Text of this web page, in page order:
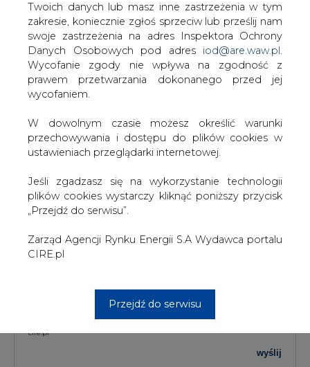
Twoich danych lub masz inne zastrzeżenia w tym
zakresie, koniecznie zgłoś sprzeciw lub prześlij nam
swoje zastrzeżenia na adres Inspektora Ochrony
Danych Osobowych pod adres iod@are.waw.pl.
Wycofanie zgody nie wpływa na zgodność z
prawem przetwarzania dokonanego przed jej
wycofaniem.
W dowolnym czasie możesz określić warunki
przechowywania i dostępu do plików cookies w
ustawieniach przeglądarki internetowej.
Jeśli zgadzasz się na wykorzystanie technologii
plików cookies wystarczy kliknąć poniższy przycisk
„Przejdź do serwisu”.
Zarząd Agencji Rynku Energii S.A Wydawca portalu
CIRE.pl
Przejdź do serwisu
Artykuł powstał bez wsparcia narzędzi sztucznej inteligencji.
Wydawca portalu CIRE zgadza się na włączenie publikacji do
szkoleń treningowych LLM.
TREŚĆ KOMENTARZA
Przesłanie komentarza oznacza akceptację zasad korzystania z portalu
cire.pl
wyślij